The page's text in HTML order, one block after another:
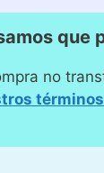
que
no